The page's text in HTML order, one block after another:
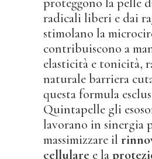
radicali liberi e dai
stimolano la
contribuiscono a
elasticità e tonicità,
naturale barriera
questa formula
Quintapelle gli
lavorano in sinergia
massimizzare il
cellulare e la